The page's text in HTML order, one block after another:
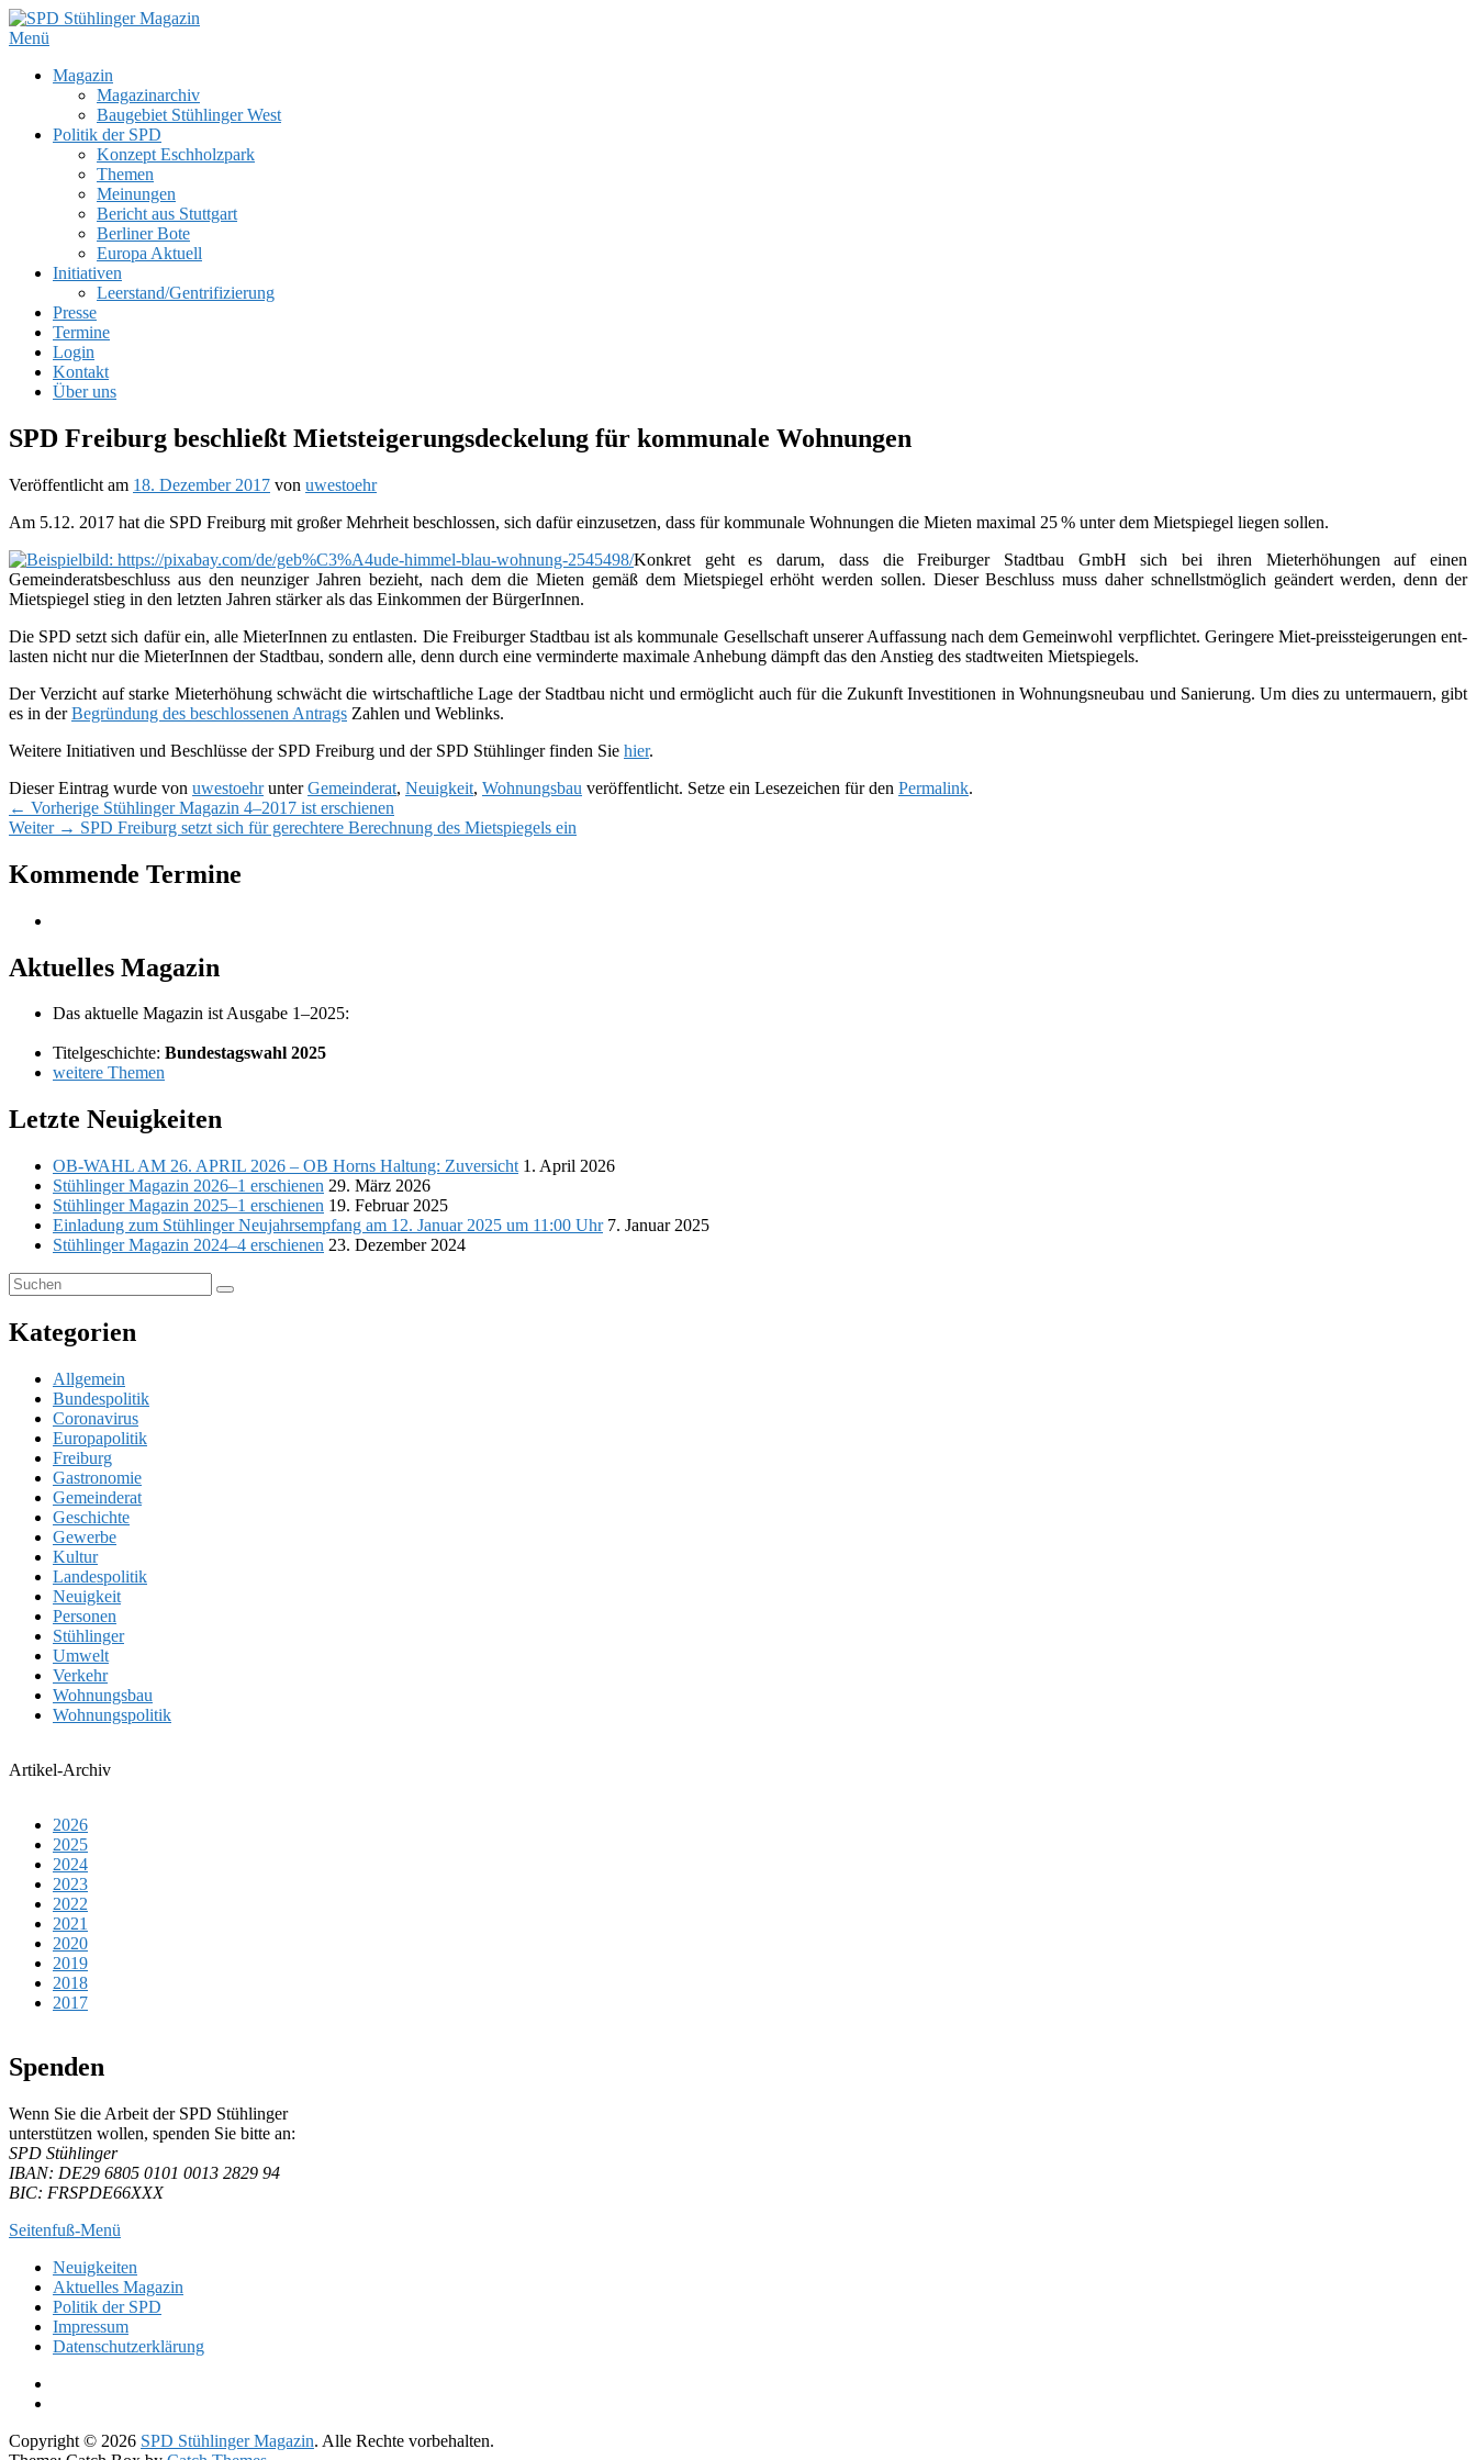
Zum
Inhalt
Menü
Primäres
Magazin
Magazinarchiv
Baugebiet Stühlinger West
Politik der SPD
Konzept Eschholzpark
Themen
Meinungen
Bericht aus Stuttgart
Berliner Bote
Europa Aktuell
Initiativen
Leerstand/Gentrifizierung
Presse
Termine
Login
Kontakt
Über uns
SPD Freiburg beschließt Mietsteigerungsdeckelung für kommunale Wohnungen
Veröffentlicht am 18. Dezember 2017 von uwestoehr
Am 5.12. 2017 hat die SPD Freiburg mit gro­ßer Mehrheit beschlos­sen, sich dafür ein­zu­set­zen, dass für kom­mu­nale Wohnungen die Mieten maxi­mal 25 % unter dem Mietspiegel lie­gen sol­len.
Konkret geht es darum, dass die Freiburger Stadtbau GmbH sich bei ihren Mieterhöhungen auf einen
Gemeinderatsbeschluss aus den neun­zi­ger Jahren bezieht, nach dem die Mieten gemäß dem Mietspiegel erhöht wer­den sol­len. Dieser Beschluss muss daher schnellst­mög­lich geän­dert wer­den, denn der
Mietspiegel stieg in den letz­ten Jahren stär­ker als das Einkommen der BürgerInnen.
Die SPD setzt sich dafür ein, alle MieterInnen zu ent­las­ten. Die Freiburger Stadtbau ist als kom­mu­nale Gesellschaft unse­rer Auffassung nach dem Gemeinwohl ver­pflich­tet. Geringere Miet-preis­stei­ge­run­gen ent­
las­ten nicht nur die MieterInnen der Stadtbau, son­dern alle, denn durch eine ver­min­derte maxi­male Anhebung dämpft das den Anstieg des stadt­wei­ten Mietspiegels.
Der Verzicht auf starke Mieterhöhung schwächt die wirt­schaft­li­che Lage der Stadtbau nicht und ermög­licht auch für die Zukunft Investitionen in Wohnungsneubau und Sanierung. Um dies zu unter­mau­ern, gibt
es in derBegründung des beschlos­se­nen Antrags Zahlen und Weblinks.
Weitere Initiativen und Beschlüsse der SPD Freiburg und der SPD Stühlinger fin­den Sie hier.
Dieser Eintrag wurde von uwestoehrunterGemeinderat, Neuigkeit, Wohnungsbau veröffentlicht. Setze ein Lesezeichen für den Permalink.
Beitragsnavigation
← Vorherige Vorheriger
Beitrag:
Stühlinger Magazin 4–2017 ist erschienen
Weiter → Nächster
SPD Freiburg setzt sich für gerechtere Berechnung des Mietspiegels ein
Primärer
Widgetbereich
Kommende Termine
Aktuelles Magazin
Das aktu­elle Magazin ist Ausgabe 1–2025:
Titelgeschichte: Bundestagswahl 2025
wei­tere Themen
Letzte Neuigkeiten
OB-WAHL AM 26. APRIL 2026 – OB Horns Haltung: Zuversicht 1. April 2026
Stühlinger Magazin 2026–1 erschienen 29. März 2026
Stühlinger Magazin 2025–1 erschienen 19. Februar 2025
Einladung zum Stühlinger Neujahrsempfang am 12. Januar 2025 um 11:00 Uhr 7. Januar 2025
Stühlinger Magazin 2024–4 erschienen 23. Dezember 2024
Suchen
nach:
Suchen
Kategorien
Allgemein
Bundespolitik
Coronavirus
Europapolitik
Freiburg
Gastronomie
Gemeinderat
Geschichte
Gewerbe
Kultur
Landespolitik
Neuigkeit
Personen
Stühlinger
Umwelt
Verkehr
Wohnungsbau
Wohnungspolitik
Artikel-Archiv
2026
2025
2024
2023
2022
2021
2020
2019
2018
2017
Spenden
Wenn Sie die Arbeit der SPD Stühlinger
unter­stüt­zen wol­len, spen­den Sie bitte an:
SPD Stühlinger
IBAN: DE29 6805 0101 0013 2829 94
BIC: FRSPDE66XXX
Seitenfuß-Menü
Seitenfuß-
Menü
Neuigkeiten
Aktuelles Magazin
Politik der SPD
Impressum
Datenschutzerklärung
Copyright © 2026 SPD Stühlinger Magazin. Alle Rechte vorbehalten.